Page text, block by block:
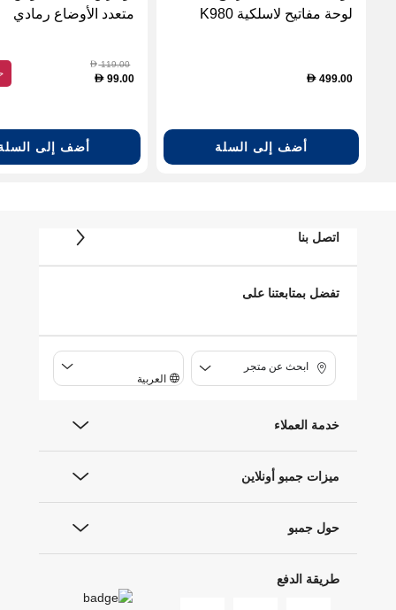
لوحة مفاتيح لاسلكية K980
D 499.00
أضف إلى السلة
متعدد الأوضاع رمادي
D119.00
D 99.00
أضف إلى
اتصل بنا
تفضل بمتابعتنا على
ابحث عن متجر
العربية
خدمة العملاء
ميزات جمبو أونلاين
حول جمبو
طريقة الدفع